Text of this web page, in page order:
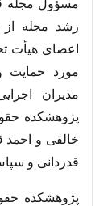
مسؤول مجله
رشد مجله از
اعضای هیأت
مورد حمایت
مدیران
پژوهشکده
خالقی و
قدردانی و
پژوهشکده